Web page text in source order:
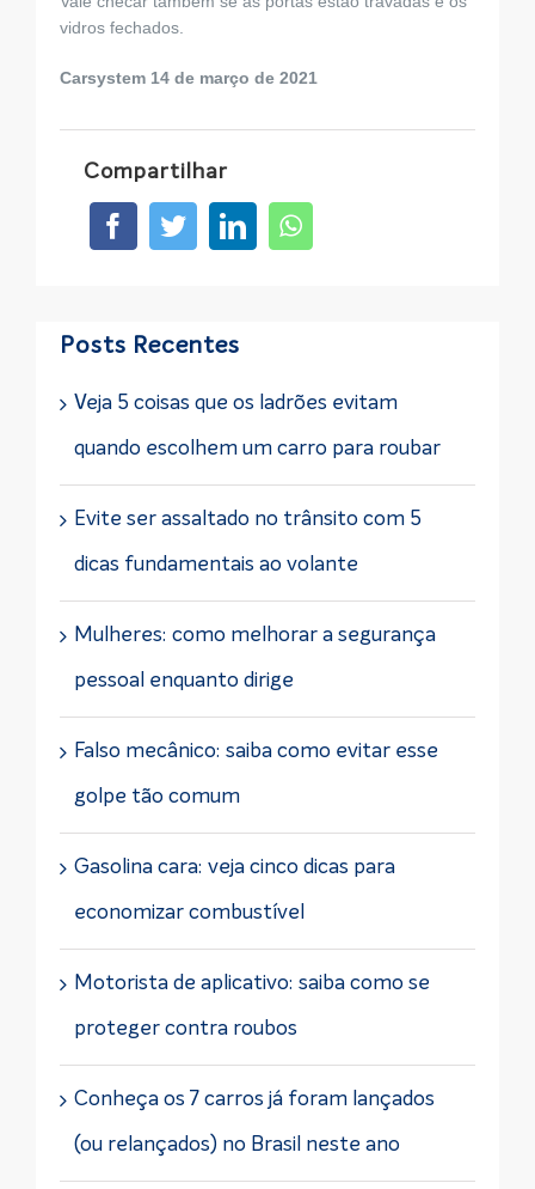
vidros fechados.
Carsystem 14 de março de 2021
Compartilhar
Posts Recentes
Veja 5 coisas que os ladrões evitam
quando escolhem um carro para roubar
Evite ser assaltado no trânsito com 5
dicas fundamentais ao volante
Mulheres: como melhorar a segurança
pessoal enquanto dirige
Falso mecânico: saiba como evitar esse
golpe tão comum
Gasolina cara: veja cinco dicas para
economizar combustível
Motorista de aplicativo: saiba como se
proteger contra roubos
Conheça os 7 carros já foram lançados
(ou relançados) no Brasil neste ano